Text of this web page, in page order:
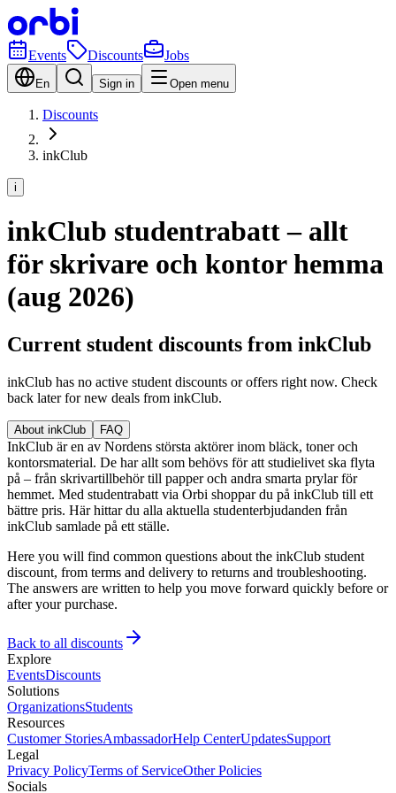
Events Discounts Jobs
En Sign in Open menu
Discounts
inkClub
i
inkClub studentrabatt – allt
för skrivare och kontor hemma
(aug 2026)
Current student discounts from inkClub
inkClub has no active student discounts or offers right now. Check
back later for new deals from inkClub.
About inkClub FAQ
InkClub är en av Nordens största aktörer inom bläck, toner och
kontorsmaterial. De har allt som behövs för att studielivet ska flyta
på – från skrivartillbehör till papper och andra smarta prylar för
hemmet. Med studentrabatt via Orbi shoppar du på inkClub till ett
bättre pris. Här hittar du alla aktuella studenterbjudanden från
inkClub samlade på ett ställe.
Here you will find common questions about the inkClub student
discount, from terms and delivery to returns and troubleshooting.
The answers are written to help you move forward quickly before or
after your purchase.
Back to all discounts
Explore
EventsDiscounts
Solutions
OrganizationsStudents
Resources
Customer StoriesAmbassadorHelp CenterUpdatesSupport
Legal
Privacy PolicyTerms of ServiceOther Policies
Socials